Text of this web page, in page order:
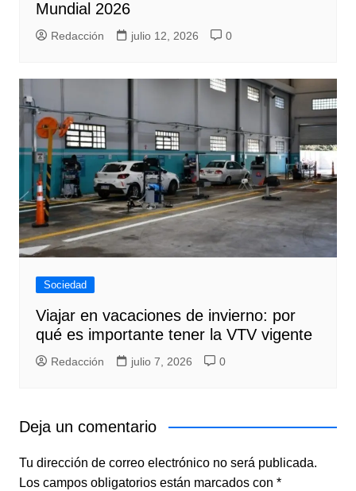
Mundial 2026
Redacción julio 12, 2026 0
Sociedad
Viajar en vacaciones de invierno: por
qué es importante tener la VTV vigente
Redacción julio 7, 2026 0
Deja un comentario
Tu dirección de correo electrónico no será publicada.
Los campos obligatorios están marcados con *